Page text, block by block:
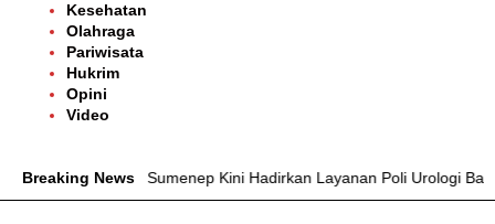
Kesehatan
Olahraga
Pariwisata
Hukrim
Opini
Video
Breaking News
Anwar Sumenep Kini Hadirkan Layanan Poli Urologi Bagi Peserta